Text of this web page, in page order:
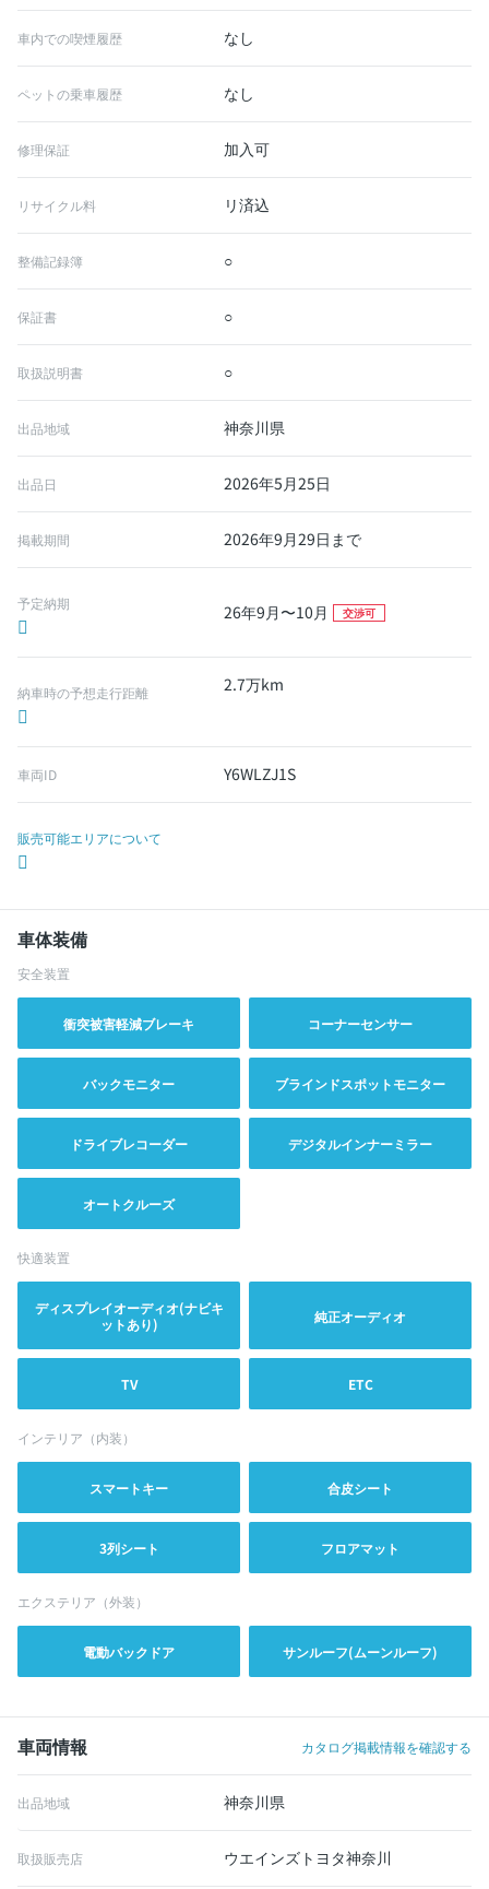
車内での喫煙履歴 なし
ペットの乗車履歴 なし
修理保証 加入可
リサイクル料 リ済込
整備記録簿 ○
保証書 ○
取扱説明書 ○
出品地域 神奈川県
出品日 2026年5月25日
掲載期間 2026年9月29日まで
予定納期 26年9月〜10月 交渉可
納車時の予想走行距離 2.7万km
車両ID Y6WLZJ1S
販売可能エリアについて
車体装備
安全装置
衝突被害軽減ブレーキ コーナーセンサー
バックモニター ブラインドスポットモニター
ドライブレコーダー デジタルインナーミラー
オートクルーズ
快適装置
ディスプレイオーディオ(ナビキ
ットあり)
純正オーディオ
TV ETC
インテリア（内装）
スマートキー 合皮シート
3列シート フロアマット
エクステリア（外装）
電動バックドア サンルーフ(ムーンルーフ)
車両情報 カタログ掲載情報を確認する
出品地域 神奈川県
取扱販売店 ウエインズトヨタ神奈川